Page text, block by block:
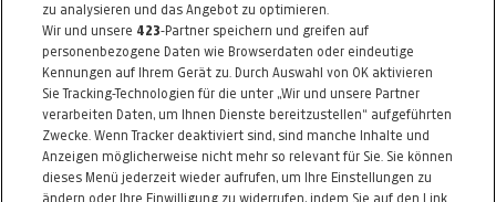
Telefon: 0512 / 589407
E-Mail: info@hofko.com
Alle Artikel des Händlers
Informationen zum Kaufvertrag
zu analysieren und das Angebot zu optimieren.
Wir und unsere 423-Partner speichern und greifen auf
personenbezogene Daten wie Browserdaten oder eindeutige
Kennungen auf Ihrem Gerät zu. Durch Auswahl von OK aktivieren
Sie Tracking-Technologien für die unter „Wir und unsere Partner
verarbeiten Daten, um Ihnen Dienste bereitzustellen“ aufgeführten
Zwecke. Wenn Tracker deaktiviert sind, sind manche Inhalte und
Anzeigen möglicherweise nicht mehr so relevant für Sie. Sie können
dieses Menü jederzeit wieder aufrufen, um Ihre Einstellungen zu
ändern oder Ihre Einwilligung zu widerrufen, indem Sie auf den Link